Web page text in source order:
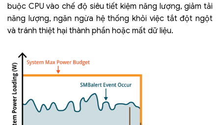
buộc CPU vào chế độ siêu tiết kiệm năng lượng, giảm tải
năng lượng, ngăn ngừa hệ thống khỏi việc tắt đột ngột
và tránh thiệt hại thành phần hoặc mất dữ liệu.